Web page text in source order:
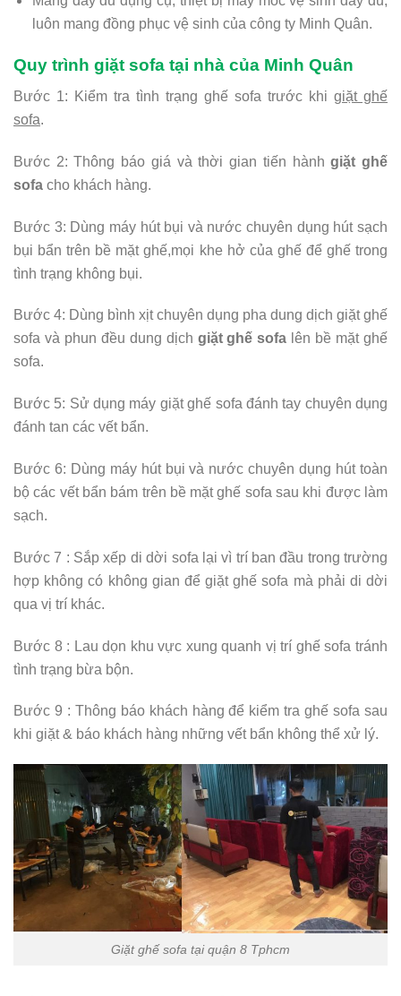
luôn mang đồng phục vệ sinh của công ty Minh Quân.
Quy trình giặt sofa tại nhà của Minh Quân
Bước 1: Kiểm tra tình trạng ghế sofa trước khi giặt ghế
sofa.
Bước 2: Thông báo giá và thời gian tiến hànhgiặt ghế
sofa cho khách hàng.
Bước 3: Dùng máy hút bụi và nước chuyên dụng hút sạch
bụi bẩn trên bề mặt ghế,mọi khe hở của ghế để ghế trong
tình trạng không bụi.
Bước 4: Dùng bình xịt chuyên dụng pha dung dịch giặt ghế
sofa và phun đều dung dịch giặt ghế sofa lên bề mặt ghế
sofa.
Bước 5: Sử dụng máy giặt ghế sofa đánh tay chuyên dụng
đánh tan các vết bẩn.
Bước 6: Dùng máy hút bụi và nước chuyên dụng hút toàn
bộ các vết bẩn bám trên bề mặt ghế sofa sau khi được làm
sạch.
Bước 7 : Sắp xếp di dời sofa lại vì trí ban đầu trong trường
hợp không có không gian để giặt ghế sofa mà phải di dời
qua vị trí khác.
Bước 8 : Lau dọn khu vực xung quanh vị trí ghế sofa tránh
tình trạng bừa bộn.
Bước 9 : Thông báo khách hàng để kiểm tra ghế sofa sau
khi giặt & báo khách hàng những vết bẩn không thể xử lý.
Giặt ghế sofa tại quận 8 Tphcm